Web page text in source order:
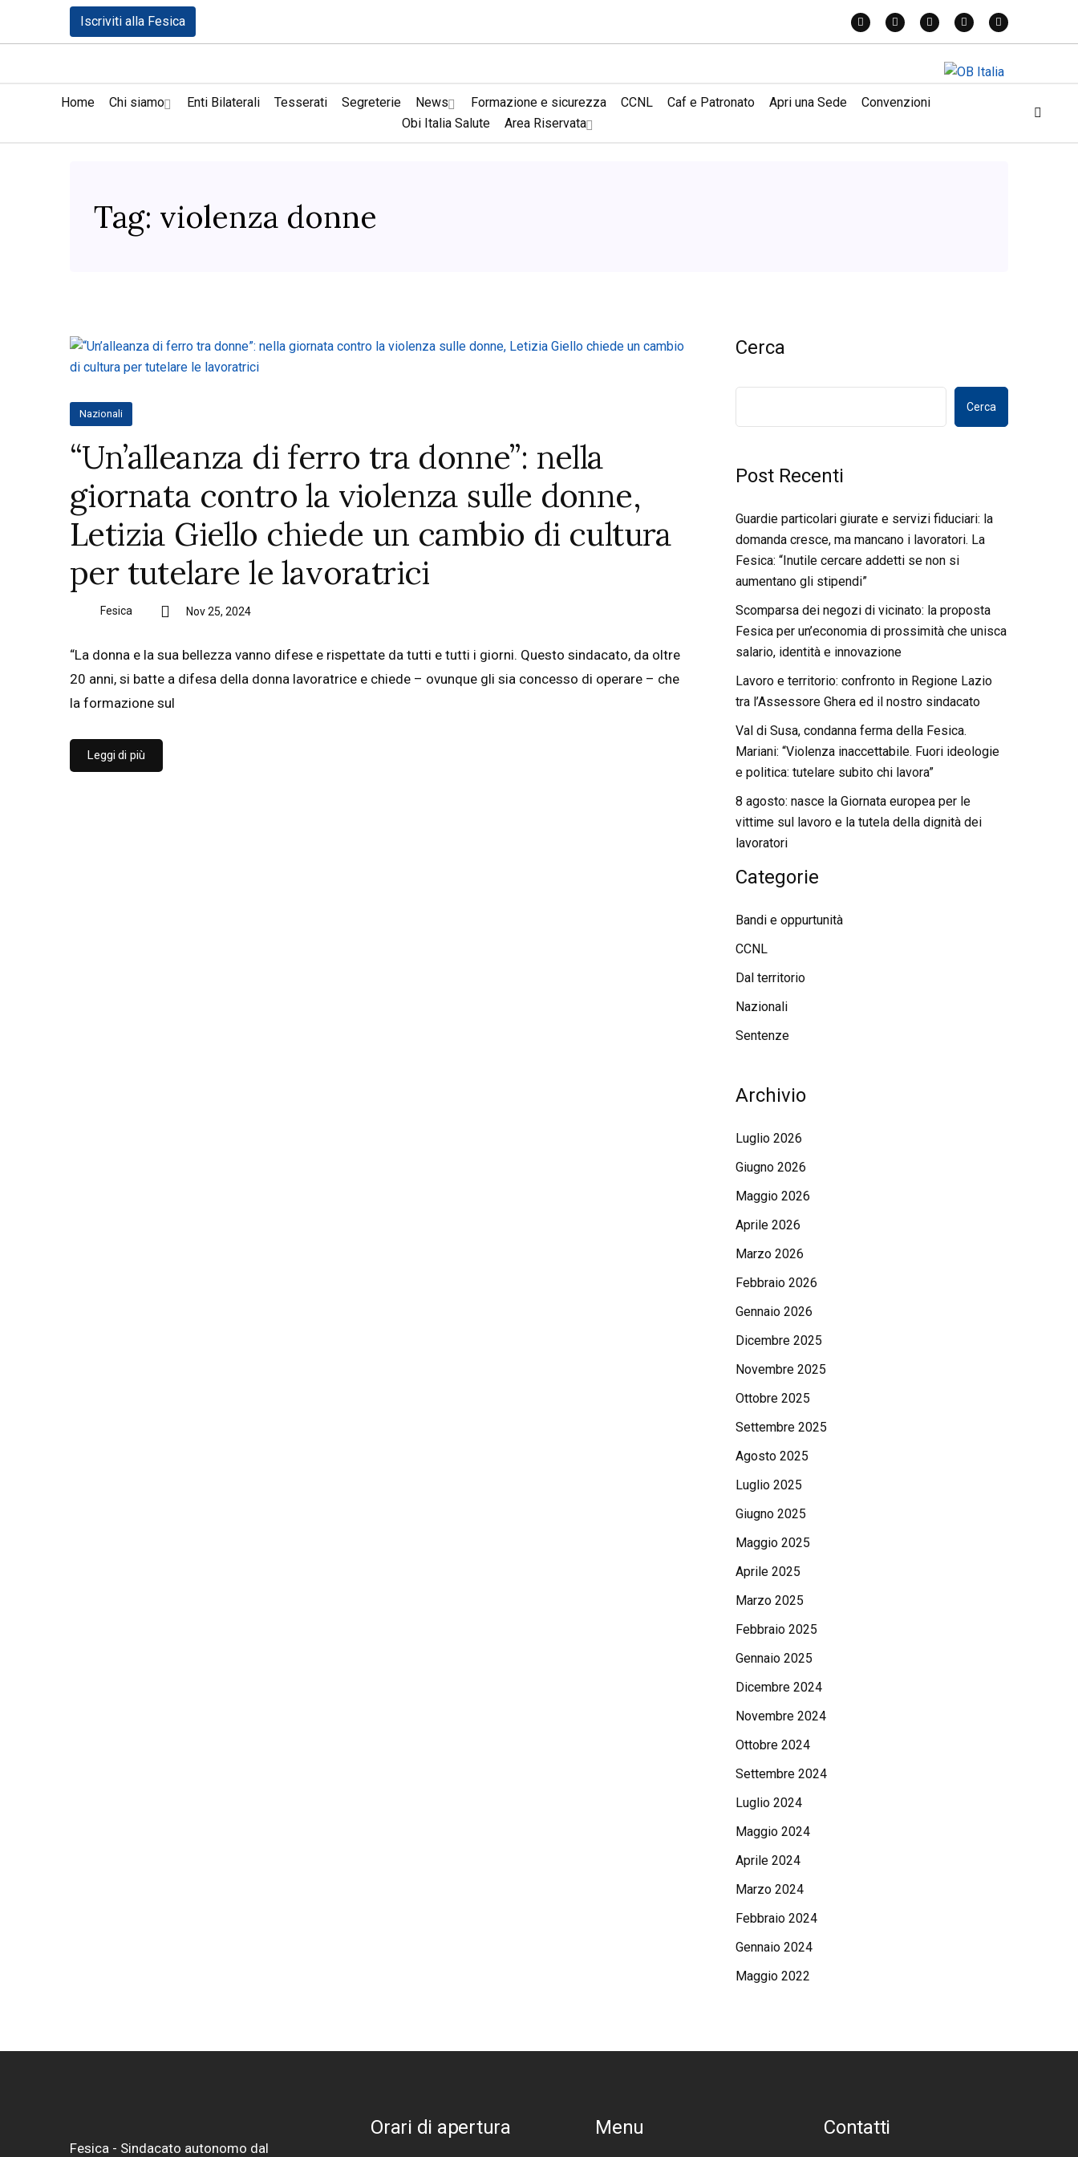
Iscriviti alla Fesica
Home Chi siamo Enti Bilaterali Tesserati Segreterie News Formazione e sicurezza CCNL Caf e Patronato Apri una Sede
Convenzioni
Obi Italia Salute
Area Riservata
Tag: violenza donne
Nazionali
“Un’alleanza di ferro tra donne”: nella
giornata contro la violenza sulle donne,
Letizia Giello chiede un cambio di cultura
per tutelare le lavoratrici
Fesica Nov 25, 2024
“La donna e la sua bellezza vanno difese e rispettate da tutti e tutti i giorni. Questo sindacato, da oltre
20 anni, si batte a difesa della donna lavoratrice e chiede – ovunque gli sia concesso di operare – che
la formazione sul
Leggi di più
Cerca
Cerca
Post Recenti
Guardie particolari giurate e servizi fiduciari: la
domanda cresce, ma mancano i lavoratori. La
Fesica: “Inutile cercare addetti se non si
aumentano gli stipendi”
Scomparsa dei negozi di vicinato: la proposta
Fesica per un’economia di prossimità che unisca
salario, identità e innovazione
Lavoro e territorio: confronto in Regione Lazio
tra l’Assessore Ghera ed il nostro sindacato
Val di Susa, condanna ferma della Fesica.
Mariani: “Violenza inaccettabile. Fuori ideologie
e politica: tutelare subito chi lavora”
8 agosto: nasce la Giornata europea per le
vittime sul lavoro e la tutela della dignità dei
lavoratori
Categorie
Bandi e oppurtunità
CCNL
Dal territorio
Nazionali
Sentenze
Archivio
Luglio 2026
Giugno 2026
Maggio 2026
Aprile 2026
Marzo 2026
Febbraio 2026
Gennaio 2026
Dicembre 2025
Novembre 2025
Ottobre 2025
Settembre 2025
Agosto 2025
Luglio 2025
Giugno 2025
Maggio 2025
Aprile 2025
Marzo 2025
Febbraio 2025
Gennaio 2025
Dicembre 2024
Novembre 2024
Ottobre 2024
Settembre 2024
Luglio 2024
Maggio 2024
Aprile 2024
Marzo 2024
Febbraio 2024
Gennaio 2024
Maggio 2022
Fesica - Sindacato autonomo dal
Orari di apertura Menu Contatti